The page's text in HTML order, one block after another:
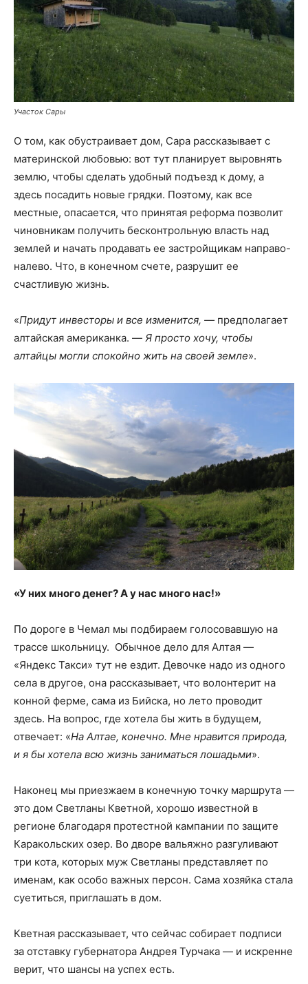
Участок Сары
О том, как обустраивает дом, Сара рассказывает с
материнской любовью: вот тут планирует выровнять
землю, чтобы сделать удобный подъезд к дому, а
здесь посадить новые грядки. Поэтому, как все
местные, опасается, что принятая реформа позволит
чиновникам получить бесконтрольную власть над
землей и начать продавать ее застройщикам направо-
налево. Что, в конечном счете, разрушит ее
счастливую жизнь.
«Придут инвесторы и все изменится, — предполагает
алтайская американка. — Я просто хочу, чтобы
алтайцы могли спокойно жить на своей земле».
«У них много денег? А у нас много нас!»
По дороге в Чемал мы подбираем голосовавшую на
трассе школьницу. Обычное дело для Алтая —
«Яндекс Такси» тут не ездит. Девочке надо из одного
села в другое, она рассказывает, что волонтерит на
конной ферме, сама из Бийска, но лето проводит
здесь. На вопрос, где хотела бы жить в будущем,
отвечает: «На Алтае, конечно. Мне нравится природа,
и я бы хотела всю жизнь заниматься лошадьми».
Наконец мы приезжаем в конечную точку маршрута —
это дом Светланы Кветной, хорошо известной в
регионе благодаря протестной кампании по защите
Каракольских озер. Во дворе вальяжно разгуливают
три кота, которых муж Светланы представляет по
именам, как особо важных персон. Сама хозяйка стала
суетиться, приглашать в дом.
Кветная рассказывает, что сейчас собирает подписи
за отставку губернатора Андрея Турчака — и искренне
верит, что шансы на успех есть.